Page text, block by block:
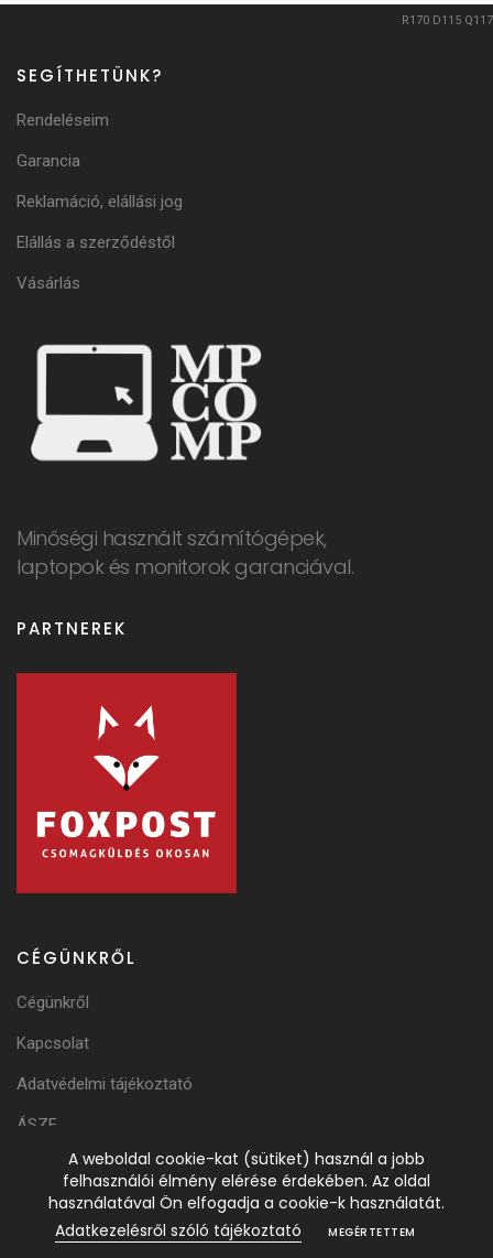
R170 D115 Q117
Minőségi használt számítógépek,
laptopok és monitorok garanciával.
CÉGÜNKRŐL
Cégünkről
Kapcsolat
Adatvédelmi tájékoztató
ÁSZF
Adattörlési Tájékoztató
SEGÍTHETÜNK?
Rendeléseim
Garancia
Reklamáció, elállási jog
Elállás a szerződéstől
Vásárlás
PARTNEREK
A weboldal cookie-kat (sütiket) használ a jobb
felhasználói élmény elérése érdekében. Az oldal
használatával Ön elfogadja a cookie-k használatát.
Adatkezelésről szóló tájékoztató
MEGÉRTETTEM